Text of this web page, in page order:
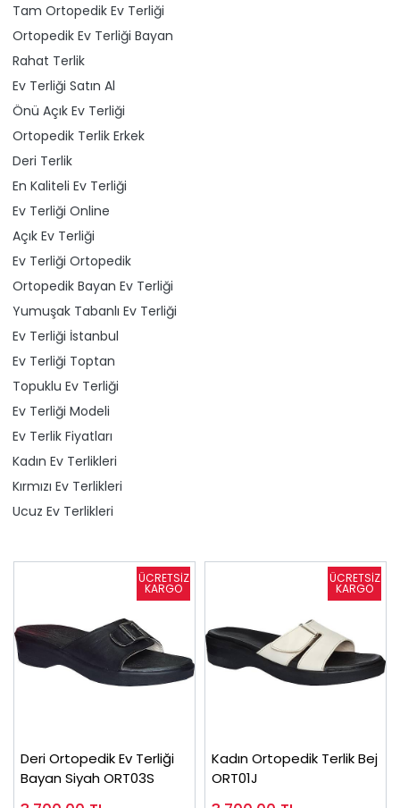
Tam Ortopedik Ev Terliği
Ortopedik Ev Terliği Bayan
Rahat Terlik
Ev Terliği Satın Al
Önü Açık Ev Terliği
Ortopedik Terlik Erkek
Deri Terlik
En Kaliteli Ev Terliği
Ev Terliği Online
Açık Ev Terliği
Ev Terliği Ortopedik
Ortopedik Bayan Ev Terliği
Yumuşak Tabanlı Ev Terliği
Ev Terliği İstanbul
Ev Terliği Toptan
Topuklu Ev Terliği
Ev Terliği Modeli
Ev Terlik Fiyatları
Kadın Ev Terlikleri
Kırmızı Ev Terlikleri
Ucuz Ev Terlikleri
Deri Ortopedik Ev Terliği
Bayan Siyah ORT03S
Kadın Ortopedik Terlik Bej
ORT01J